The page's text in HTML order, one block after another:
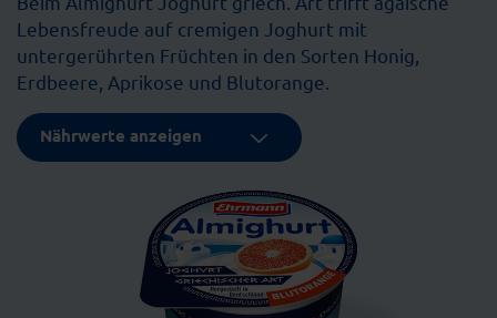
Lebensfreude auf cremigen Joghurt mit
untergerührten Früchten in den Sorten Honig,
Erdbeere, Aprikose und Blutorange.
Nährwerte anzeigen